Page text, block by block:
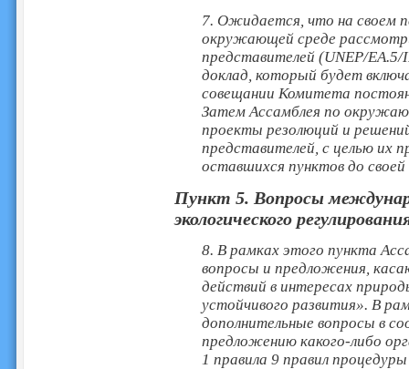
7. Ожидается, что на своем
окружающей среде
представителей (UNEP/
доклад, который будет
совещании Комитета
Затем Ассамблея по
проекты резолюций и
представителей, с целью их
оставшихся пунктов до своей
Пункт 5. Вопросы
экологического
8. В рамках этого пункта
вопросы и предложения,
действий в интересах
устойчивого развития». В
дополнительные вопросы в
предложению какого-либо
1 правила 9 правил